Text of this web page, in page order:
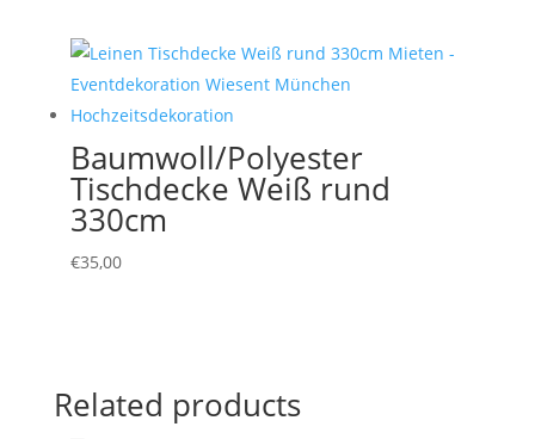
Baumwoll/Polyester
Tischdecke Weiß rund
330cm
€35,00
Related products